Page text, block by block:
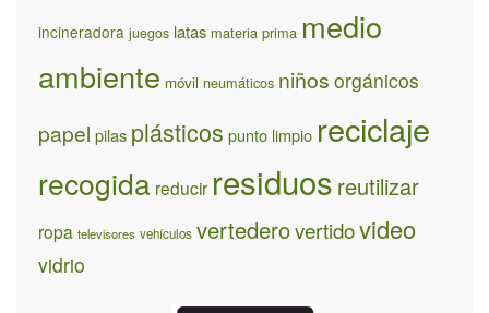
incineradora juegos latas materia prima medio
ambiente móvil neumáticos niños orgánicos
papel pilas plásticos punto limpio reciclaje
recogida reducir residuos reutilizar
ropa televisores vehículos vertederovertidovideo
vidrio